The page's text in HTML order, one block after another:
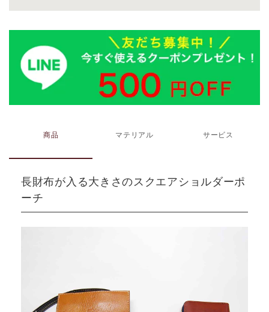
商品 マテリアル サービス
長財布が入る大きさのスクエアショルダーポ
ーチ